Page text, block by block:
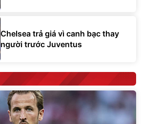
Chelsea trả giá vì canh bạc thay
người trước Juventus